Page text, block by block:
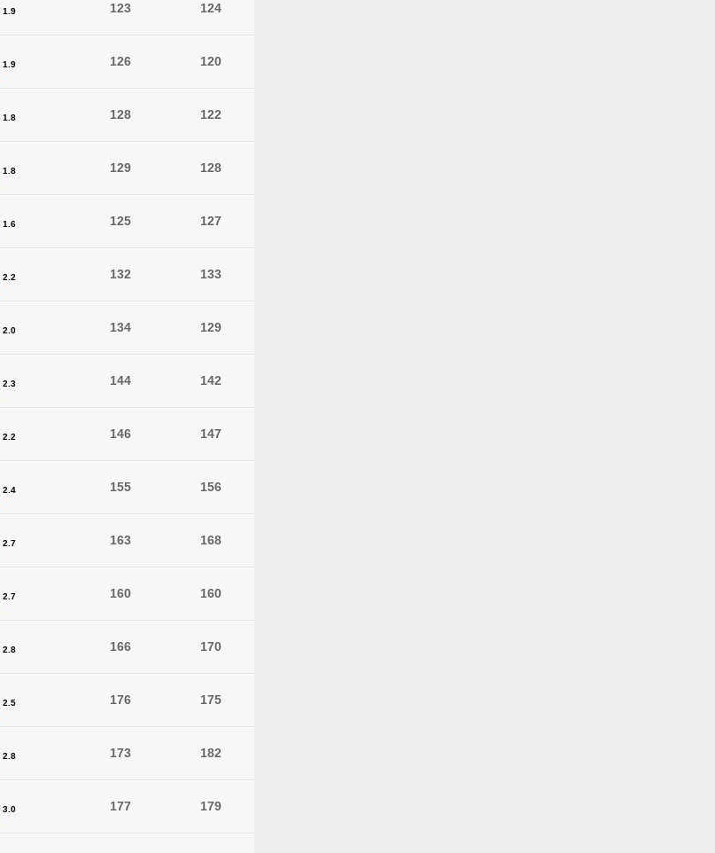
1.9
123 124
1.9
126 120
1.8
128 122
1.8
129 128
1.6
125 127
2.2
132 133
2.0
134 129
2.3
144 142
2.2
146 147
2.4
155 156
2.7
163 168
2.7
160 160
2.8
166 170
2.5
176 175
2.8
173 182
3.0
177 179